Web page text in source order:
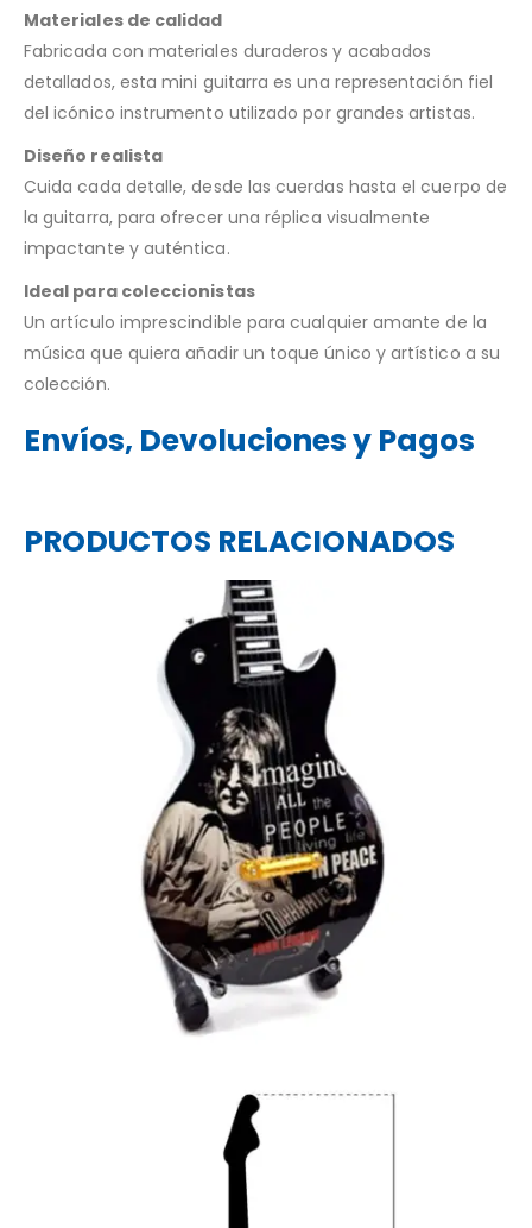
Materiales de calidad
Fabricada con materiales duraderos y acabados
detallados, esta mini guitarra es una representación fiel
del icónico instrumento utilizado por grandes artistas.
Diseño realista
Cuida cada detalle, desde las cuerdas hasta el cuerpo de
la guitarra, para ofrecer una réplica visualmente
impactante y auténtica.
Ideal para coleccionistas
Un artículo imprescindible para cualquier amante de la
música que quiera añadir un toque único y artístico a su
colección.
Envíos, Devoluciones y Pagos
PRODUCTOS RELACIONADOS